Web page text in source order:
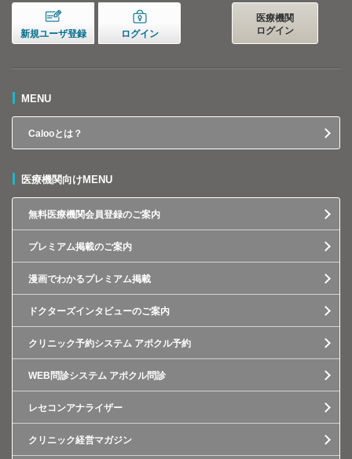
新規ユーザ登録 ログイン
医療機関
ログイン
MENU
Calooとは？
医療機関向けMENU
無料医療機関会員登録のご案内
プレミアム掲載のご案内
漫画でわかるプレミアム掲載
ドクターズインタビューのご案内
クリニック予約システム アポクル予約
WEB問診システム アポクル問診
レセコンアナライザー
クリニック経営マガジン